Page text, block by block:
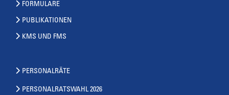
FORMULARE
PUBLIKATIONEN
KMS UND FMS
PERSONALRÄTE
PERSONALRATSWAHL 2026